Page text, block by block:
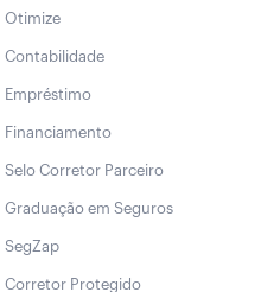
Otimize
Contabilidade
Empréstimo
Financiamento
Selo Corretor Parceiro
Graduação em Seguros
SegZap
Corretor Protegido